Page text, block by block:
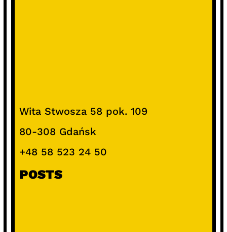
Wita Stwosza 58 pok. 109
80-308 Gdańsk
+48 58 523 24 50
POSTS